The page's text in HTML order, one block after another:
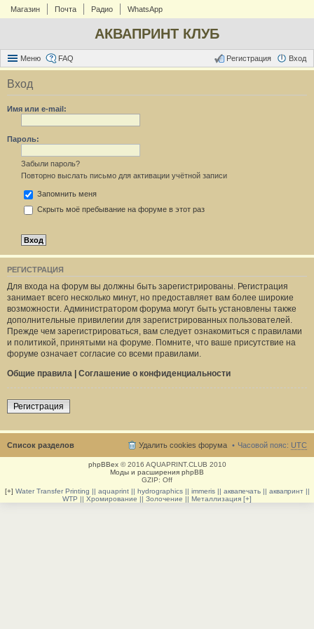
Магазин Почта Радио WhatsApp
АКВАПРИНТ КЛУБ
Меню FAQ Вход
Регистрация
Вход
Имя или e-mail:
Пароль:
Забыли пароль?
Повторно выслать письмо для активации учётной записи
Запомнить меня
Скрыть моё пребывание на форуме в этот раз
РЕГИСТРАЦИЯ
Для входа на форум вы должны быть зарегистрированы. Регистрация
занимает всего несколько минут, но предоставляет вам более широкие
возможности. Администратором форума могут быть установлены также
дополнительные привилегии для зарегистрированных пользователей.
Прежде чем зарегистрироваться, вам следует ознакомиться с правилами
и политикой, принятыми на форуме. Помните, что ваше присутствие на
форуме означает согласие со всеми правилами.
Общие правила | Соглашение о конфиденциальности
Регистрация
Список разделов Часовой пояс: UTC
Удалить cookies форума
phpBBex© 2016 AQUAPRINT.CLUB 2010
Моды и расширения phpBB
GZIP: Off
[+] Water Transfer Printing || aquaprint || hydrographics || immeris || аквапечать || аквапринт ||
WTP || Хромирование || Золочение || Металлизация [+]